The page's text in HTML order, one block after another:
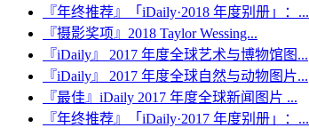
『年终推荐』「iDaily·2018 年度别册」：...
『摄影奖项』2018 Taylor Wessing...
『iDaily』 2017 年度全球艺术与博物馆图...
『iDaily』 2017 年度全球自然与动物图片...
『最佳』iDaily 2017 年度全球新闻图片 ...
『年终推荐』「iDaily·2017 年度别册」：...